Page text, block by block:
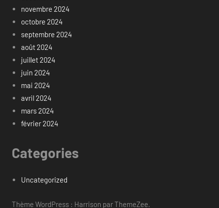
novembre 2024
octobre 2024
septembre 2024
août 2024
juillet 2024
juin 2024
mai 2024
avril 2024
mars 2024
février 2024
Categories
Uncategorized
Thème WordPress : Harrison par ThemeZee.